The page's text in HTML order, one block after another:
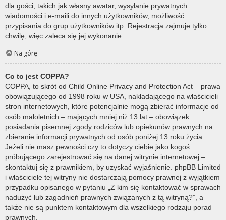
dla gości, takich jak własny awatar, wysyłanie prywatnych
wiadomości i e-maili do innych użytkowników, możliwość
przypisania do grup użytkowników itp. Rejestracja zajmuje tylko
chwilę, więc zaleca się jej wykonanie.
Na górę
Co to jest COPPA?
COPPA, to skrót od Child Online Privacy and Protection Act – prawa
obowiązującego od 1998 roku w USA, nakładającego na właścicieli
stron internetowych, które potencjalnie mogą zbierać informacje od
osób małoletnich – mających mniej niż 13 lat – obowiązek
posiadania pisemnej zgody rodziców lub opiekunów prawnych na
zbieranie informacji prywatnych od osób poniżej 13 roku życia.
Jeżeli nie masz pewności czy to dotyczy ciebie jako kogoś
próbującego zarejestrować się na danej witrynie internetowej –
skontaktuj się z prawnikiem, by uzyskać wyjaśnienie. phpBB Limited
i właściciele tej witryny nie dostarczają pomocy prawnej z wyjątkiem
przypadku opisanego w pytaniu „Z kim się kontaktować w sprawach
nadużyć lub zagadnień prawnych związanych z tą witryną?”, a
także nie są punktem kontaktowym dla wszelkiego rodzaju porad
prawnych.